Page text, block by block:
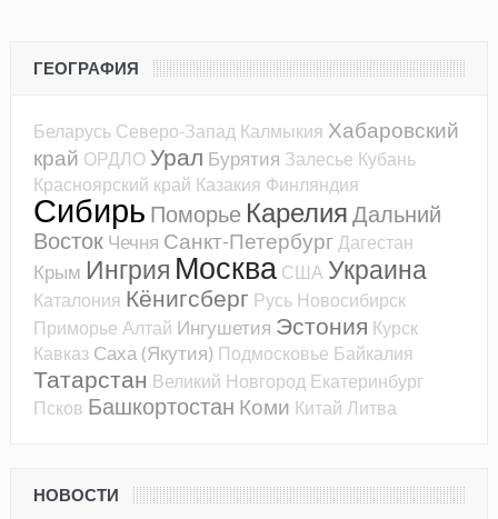
ГЕОГРАФИЯ
Беларусь Северо-Запад Калмыкия Хабаровский
край ОРДЛО Урал Бурятия Залесье Кубань
Красноярский край Казакия Финляндия
Сибирь Поморье КарелияДальний
Восток Чечня Санкт-ПетербургДагестан
Крым Ингрия Москва США Украина
Каталония Кёнигсберг Русь Новосибирск
Приморье Алтай Ингушетия Эстония Курск
Кавказ Саха (Якутия) Подмосковье Байкалия
Татарстан Великий Новгород Екатеринбург
Псков Башкортостан Коми Китай Литва
НОВОСТИ